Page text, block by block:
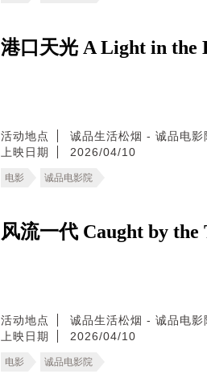
港口天光 A Light in the
活动地点
诚品生活松烟 - 诚品电影
上映日期
2026/04/10
电影 诚品电影院
风流一代 Caught by the
活动地点
诚品生活松烟 - 诚品电影
上映日期
2026/04/10
电影 诚品电影院